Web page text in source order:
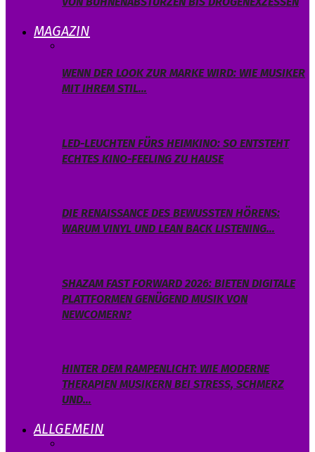
MAGAZIN
WENN DER LOOK ZUR MARKE WIRD: WIE MUSIKER
MIT IHREM STIL…
LED-LEUCHTEN FÜRS HEIMKINO: SO ENTSTEHT
ECHTES KINO-FEELING ZU HAUSE
DIE RENAISSANCE DES BEWUSSTEN HÖRENS:
WARUM VINYL UND LEAN BACK LISTENING…
SHAZAM FAST FORWARD 2026: BIETEN DIGITALE
PLATTFORMEN GENÜGEND MUSIK VON
NEWCOMERN?
HINTER DEM RAMPENLICHT: WIE MODERNE
THERAPIEN MUSIKERN BEI STRESS, SCHMERZ
UND…
ALLGEMEIN